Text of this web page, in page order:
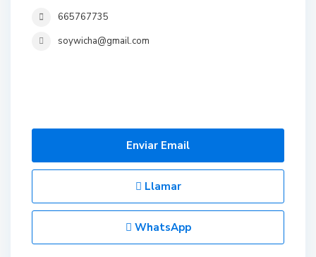
665767735
soywicha@gmail.com
Enviar Email
Llamar
WhatsApp